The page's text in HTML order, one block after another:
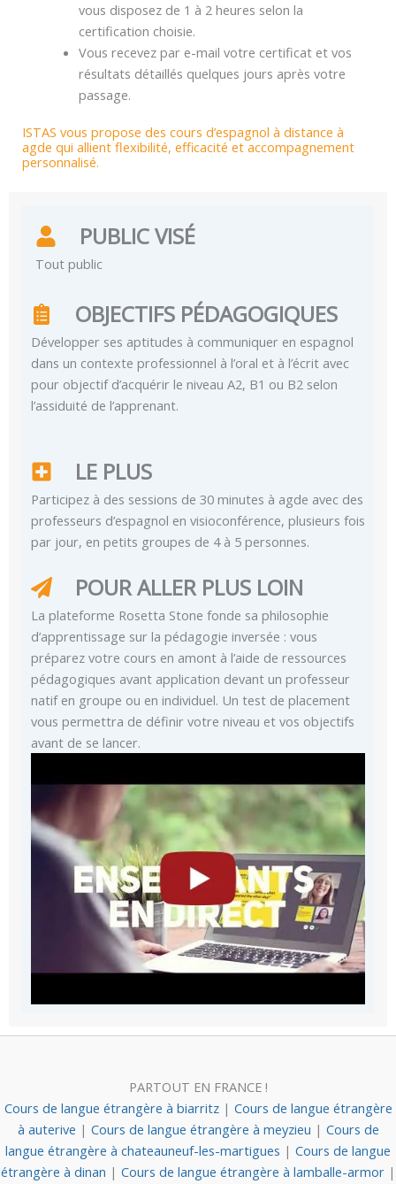
vous disposez de 1 à 2 heures selon la
certification choisie.
Vous recevez par e-mail votre certificat et vos
résultats détaillés quelques jours après votre
passage.
ISTAS vous propose des cours d’espagnol à distance à
agde qui allient flexibilité, efficacité et accompagnement
personnalisé.
PUBLIC VISÉ
Tout public
OBJECTIFS PÉDAGOGIQUES
Développer ses aptitudes à communiquer en espagnol
dans un contexte professionnel à l’oral et à l’écrit avec
pour objectif d’acquérir le niveau A2, B1 ou B2 selon
l’assiduité de l’apprenant.
LE PLUS
Participez à des sessions de 30 minutes à agde avec des
professeurs d’espagnol en visioconférence, plusieurs fois
par jour, en petits groupes de 4 à 5 personnes.
POUR ALLER PLUS LOIN
La plateforme Rosetta Stone fonde sa philosophie
d’apprentissage sur la pédagogie inversée : vous
préparez votre cours en amont à l’aide de ressources
pédagogiques avant application devant un professeur
natif en groupe ou en individuel. Un test de placement
vous permettra de définir votre niveau et vos objectifs
avant de se lancer.
PARTOUT EN FRANCE !
Cours de langue étrangère à biarritz | Cours de langue étrangère
à auterive | Cours de langue étrangère à meyzieu | Cours de
langue étrangère à chateauneuf-les-martigues | Cours de langue
étrangère à dinan | Cours de langue étrangère à lamballe-armor |